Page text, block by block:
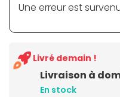
Une erreur est
Livraison à
En stock
Livré demain !